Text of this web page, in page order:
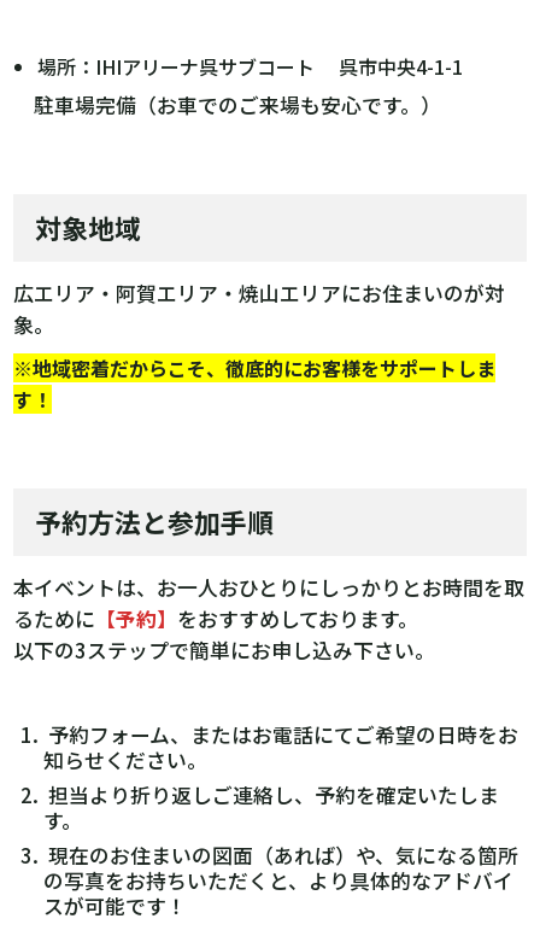
場所：IHIアリーナ呉サブコート 呉市中央4-1-1
駐車場完備（お車でのご来場も安心です。）
対象地域
広エリア・阿賀エリア・焼山エリアにお住まいのが対
象。
※地域密着だからこそ、徹底的にお客様をサポートしま
す！
予約方法と参加手順
本イベントは、お一人おひとりにしっかりとお時間を取
るために 【予約】 をおすすめしております。
以下の3ステップで簡単にお申し込み下さい。
予約フォーム、またはお電話にてご希望の日時をお
知らせください。
担当より折り返しご連絡し、予約を確定いたしま
す。
現在のお住まいの図面（あれば）や、気になる箇所
の写真をお持ちいただくと、より具体的なアドバイ
スが可能です！